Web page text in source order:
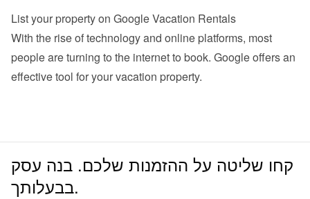
List your property on Google Vacation Rentals
With the rise of technology and online platforms, most
people are turning to the internet to book. Google offers an
קחו שליטה על ההזמנות שלכם. בנה עסק
בבעלותך.